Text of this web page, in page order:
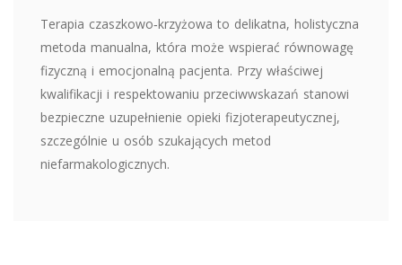
Terapia czaszkowo‑krzyżowa to delikatna, holistyczna
metoda manualna, która może wspierać równowagę
fizyczną i emocjonalną pacjenta. Przy właściwej
kwalifikacji i respektowaniu przeciwwskazań stanowi
bezpieczne uzupełnienie opieki fizjoterapeutycznej,
szczególnie u osób szukających metod
niefarmakologicznych.